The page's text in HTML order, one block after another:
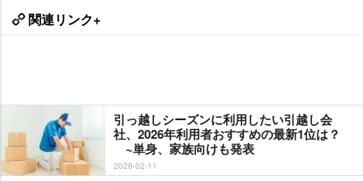
関連リンク+
引っ越しシーズンに利用したい引越し会
社、2026年利用者おすすめの最新1位は？
~単身、家族向けも発表
2026-02-11